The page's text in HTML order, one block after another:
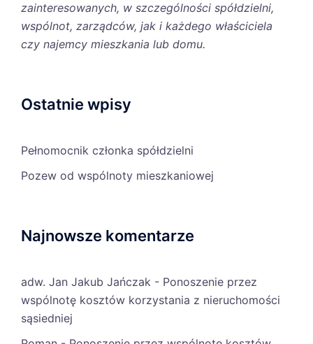
zainteresowanych, w szczególności spółdzielni,
wspólnot, zarządców, jak i każdego właściciela
czy najemcy mieszkania lub domu.
Ostatnie wpisy
Pełnomocnik członka spółdzielni
Pozew od wspólnoty mieszkaniowej
Najnowsze komentarze
adw. Jan Jakub Jańczak - Ponoszenie przez
wspólnotę kosztów korzystania z nieruchomości
sąsiedniej